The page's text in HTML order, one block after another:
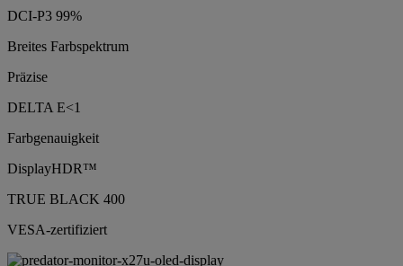
DCI-P3 99%
Breites Farbspektrum
Präzise
DELTA E<1
Farbgenauigkeit
DisplayHDR™
TRUE BLACK 400
VESA-zertifiziert